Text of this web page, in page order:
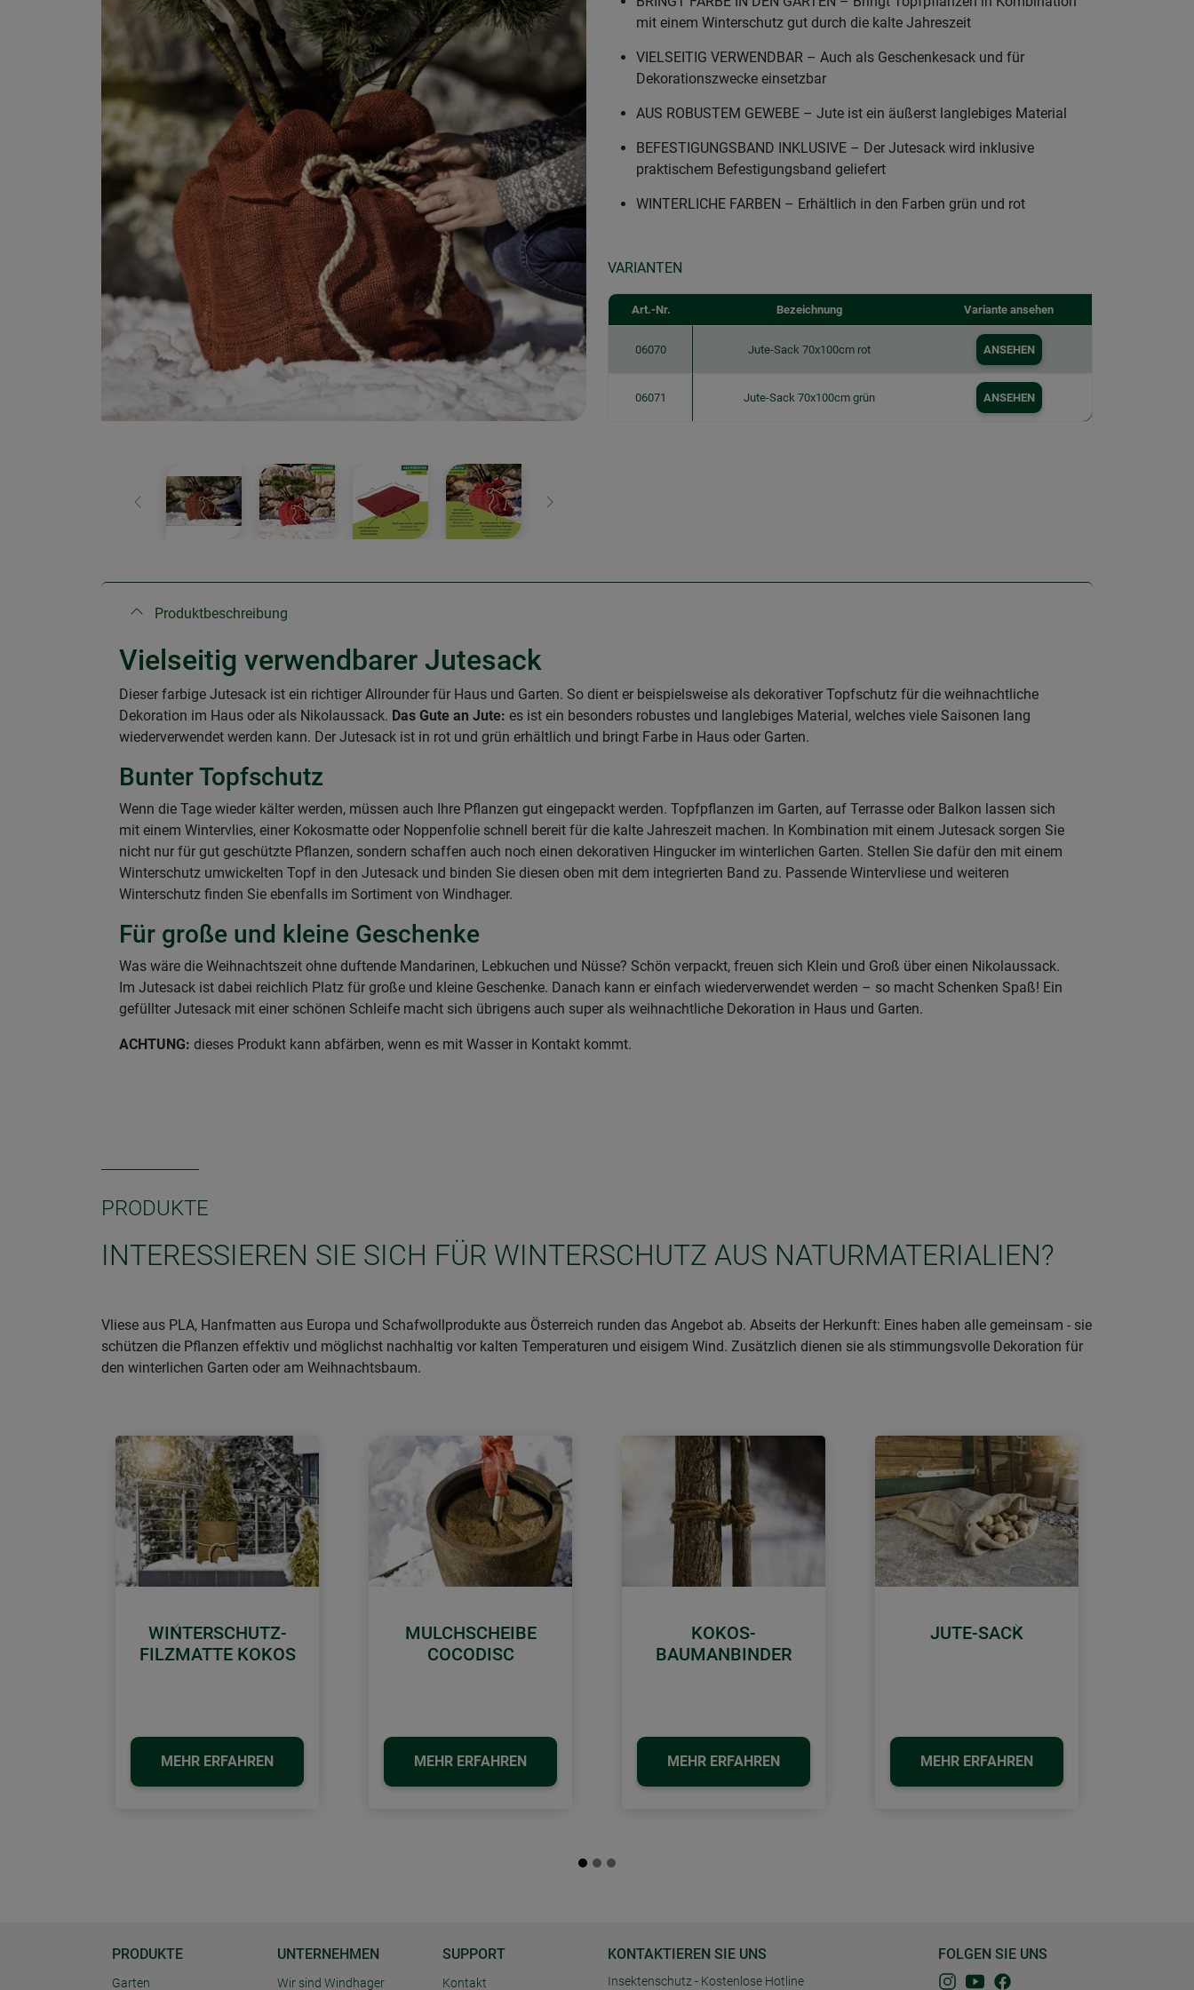
Zurück Weiter
mit einem Winterschutz gut durch die kalte Jahreszeit
VIELSEITIG VERWENDBAR – Auch als Geschenkesack und für
Dekorationszwecke einsetzbar
AUS ROBUSTEM GEWEBE – Jute ist ein äußerst langlebiges Material
BEFESTIGUNGSBAND INKLUSIVE – Der Jutesack wird inklusive
praktischem Befestigungsband geliefert
WINTERLICHE FARBEN – Erhältlich in den Farben grün und rot
VARIANTEN
Art.-Nr. Bezeichnung Variante ansehen
06070 Jute-Sack 70x100cm rot ANSEHEN
06071 Jute-Sack 70x100cm grün ANSEHEN
Produktbeschreibung
Vielseitig verwendbarer Jutesack
Dieser farbige Jutesack ist ein richtiger Allrounder für Haus und Garten. So dient er beispielsweise als dekorativer Topfschutz für die weihnachtliche
Dekoration im Haus oder als Nikolaussack. Das Gute an Jute: es ist ein besonders robustes und langlebiges Material, welches viele Saisonen lang
wiederverwendet werden kann. Der Jutesack ist in rot und grün erhältlich und bringt Farbe in Haus oder Garten.
Bunter Topfschutz
Wenn die Tage wieder kälter werden, müssen auch Ihre Pflanzen gut eingepackt werden. Topfpflanzen im Garten, auf Terrasse oder Balkon lassen sich
mit einem Wintervlies, einer Kokosmatte oder Noppenfolie schnell bereit für die kalte Jahreszeit machen. In Kombination mit einem Jutesack sorgen Sie
nicht nur für gut geschützte Pflanzen, sondern schaffen auch noch einen dekorativen Hingucker im winterlichen Garten. Stellen Sie dafür den mit einem
Winterschutz umwickelten Topf in den Jutesack und binden Sie diesen oben mit dem integrierten Band zu. Passende Wintervliese und weiteren
Winterschutz finden Sie ebenfalls im Sortiment von Windhager.
Für große und kleine Geschenke
Was wäre die Weihnachtszeit ohne duftende Mandarinen, Lebkuchen und Nüsse? Schön verpackt, freuen sich Klein und Groß über einen Nikolaussack.
Im Jutesack ist dabei reichlich Platz für große und kleine Geschenke. Danach kann er einfach wiederverwendet werden – so macht Schenken Spaß! Ein
gefüllter Jutesack mit einer schönen Schleife macht sich übrigens auch super als weihnachtliche Dekoration in Haus und Garten.
ACHTUNG: dieses Produkt kann abfärben, wenn es mit Wasser in Kontakt kommt.
PRODUKTE
INTERESSIEREN SIE SICH FÜR WINTERSCHUTZ AUS NATURMATERIALIEN?
Vliese aus PLA, Hanfmatten aus Europa und Schafwollprodukte aus Österreich runden das Angebot ab. Abseits der Herkunft: Eines haben alle gemeinsam - sie
schützen die Pflanzen effektiv und möglichst nachhaltig vor kalten Temperaturen und eisigem Wind. Zusätzlich dienen sie als stimmungsvolle Dekoration für
den winterlichen Garten oder am Weihnachtsbaum.
WINTERSCHUTZ-
FILZMATTE KOKOS
MEHR ERFAHREN
MULCHSCHEIBE
COCODISC
MEHR ERFAHREN
KOKOS-
BAUMANBINDER
MEHR ERFAHREN
JUTE-SACK
MEHR ERFAHREN
Zurück Weiter
PRODUKTE
Garten
UNTERNEHMEN
Wir sind Windhager
SUPPORT
Kontakt
KONTAKTIEREN SIE UNS
Insektenschutz - Kostenlose Hotline
FOLGEN SIE UNS